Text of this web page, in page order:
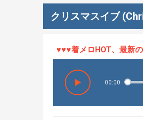
クリスマスイブ
♥♥♥着メロHOT、最新の
00:00